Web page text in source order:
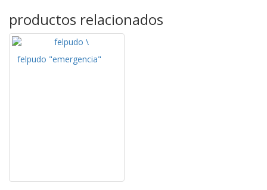
productos relacionados
felpudo "emergencia"